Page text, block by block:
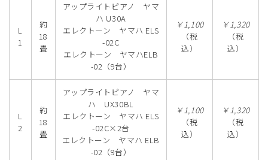
L
1
約
18
畳
アップライトピアノ ヤマ
ハ U30A
エレクトーン ヤマハ ELS
-02C
エレクトーン ヤマハELB
-02（9台）
￥1,100
（税
込）
￥1,320
（税
込）
L
2
約
18
畳
アップライトピアノ ヤマ
ハ UX30BL
エレクトーン ヤマハ ELS
-02C×2台
エレクトーン ヤマハ ELB
-02（9台）
￥1,100
（税
込）
￥1,320
（税
込）